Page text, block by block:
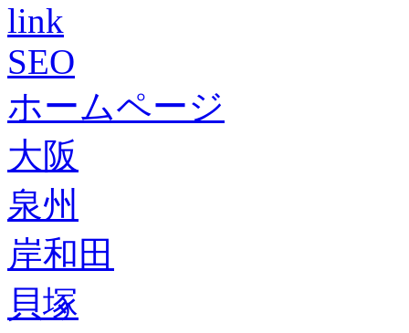
link
SEO
ホームページ
大阪
泉州
岸和田
貝塚